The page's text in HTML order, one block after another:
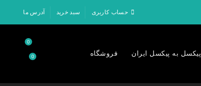
حساب کاربری سبد خرید آدرس ما
پیکسل به پیکسل ایران فروشگاه
0
0